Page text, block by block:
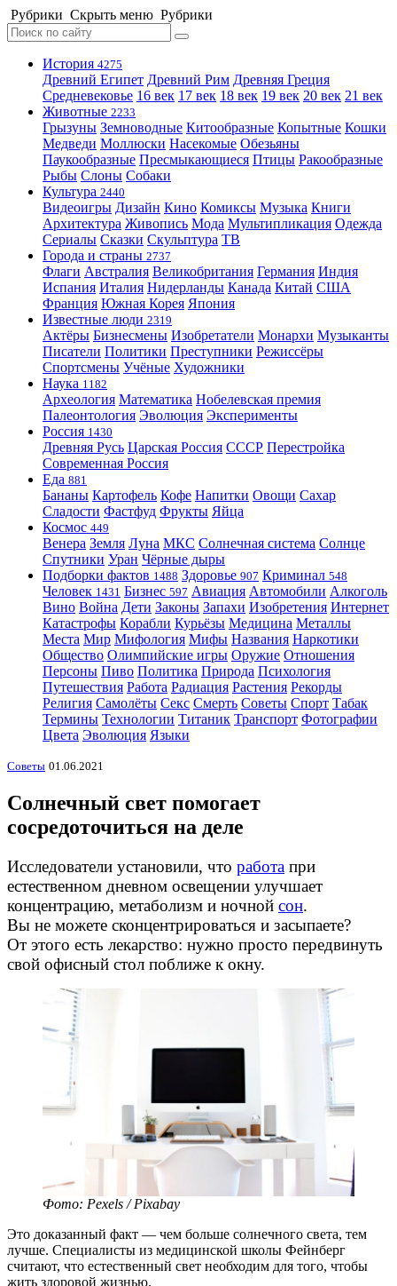
Рубрики Скрыть меню Рубрики
История 4275
Древний Египет Древний Рим Древняя Греция
Средневековье 16 век 17 век 18 век 19 век 20 век 21 век
Животные 2233
Грызуны Земноводные Китообразные Копытные Кошки
Медведи Моллюски Насекомые Обезьяны
Паукообразные Пресмыкающиеся Птицы Ракообразные
Рыбы Слоны Собаки
Культура 2440
Видеоигры Дизайн Кино Комиксы Музыка Книги
Архитектура Живопись Мода Мультипликация Одежда
Сериалы Сказки Скульптура ТВ
Города и страны 2737
Флаги Австралия Великобритания Германия Индия
Испания Италия Нидерланды Канада Китай США
Франция Южная Корея Япония
Известные люди 2319
Актёры Бизнесмены Изобретатели Монархи Музыканты
Писатели Политики Преступники Режиссёры
Спортсмены Учёные Художники
Наука 1182
Археология Математика Нобелевская премия
Палеонтология Эволюция Эксперименты
Россия 1430
Древняя Русь Царская Россия СССР Перестройка
Современная Россия
Еда 881
Бананы Картофель Кофе Напитки Овощи Сахар
Сладости Фастфуд Фрукты Яйца
Космос 449
Венера Земля Луна МКС Солнечная система Солнце
Спутники Уран Чёрные дыры
Подборки фактов 1488 Здоровье 907 Криминал 548
Человек 1431 Бизнес 597 Авиация Автомобили Алкоголь
Вино Война Дети Законы Запахи Изобретения Интернет
Катастрофы Корабли Курьёзы Медицина Металлы
Места Мир Мифология Мифы Названия Наркотики
Общество Олимпийские игры Оружие Отношения
Персоны Пиво Политика Природа Психология
Путешествия Работа Радиация Растения Рекорды
Религия Самолёты Секс Смерть Советы Спорт Табак
Термины Технологии Титаник Транспорт Фотографии
Цвета Эволюция Языки
Советы 01.06.2021
Солнечный свет помогает
сосредоточиться на деле
Исследователи установили, что работа при
естественном дневном освещении улучшает
концентрацию, метаболизм и ночной сон.
Вы не можете сконцентрироваться и засыпаете?
От этого есть лекарство: нужно просто передвинуть
свой офисный стол поближе к окну.
Фото: Pexels / Pixabay
Это доказанный факт — чем больше солнечного света, тем
лучше. Специалисты из медицинской школы Фейнберг
считают, что естественный свет необходим для того, чтобы
жить здоровой жизнью.